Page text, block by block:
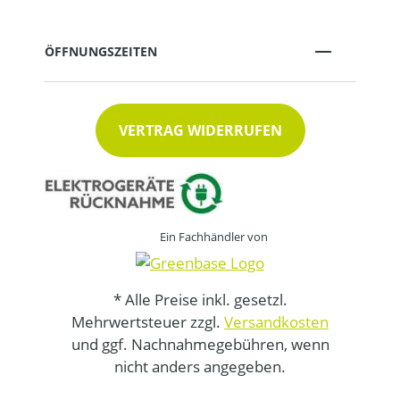
ÖFFNUNGSZEITEN
VERTRAG WIDERRUFEN
Ein Fachhändler von
* Alle Preise inkl. gesetzl.
Mehrwertsteuer zzgl. Versandkosten
und ggf. Nachnahmegebühren, wenn
nicht anders angegeben.